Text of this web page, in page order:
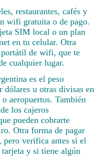
restaurantes, cafés y
wifi gratuita o de pago.
SIM local o un plan
en tu celular. Otra
de wifi, que te
cualquier lugar.
es el peso
dólares u otras divisas en
aeropuertos. También
los cajeros
pueden cobrarte
Otra forma de pagar
pero verifica antes si el
y si tiene algún